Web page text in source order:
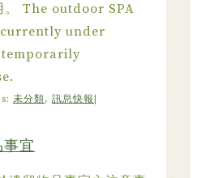
。 The outdoor SPA
under
未分類, 訊息快報
事宜